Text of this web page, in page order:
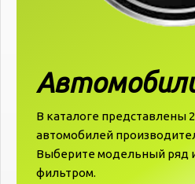
В каталоге представлены
автомобилей
Выберите модельный ряд
фильтром.